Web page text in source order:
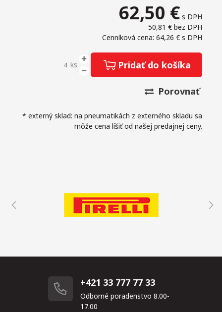
62,50 € s DPH
50,81 € bez DPH
Cenníková cena: 64,26 € s DPH
ks Pridať do košíka
Porovnať
* externý sklad: na pneumatikách z externého skladu sa
môže cena líšiť od našej predajnej ceny.
+421 33 777 77 33
Odborné poradenstvo 8.00-
17.00